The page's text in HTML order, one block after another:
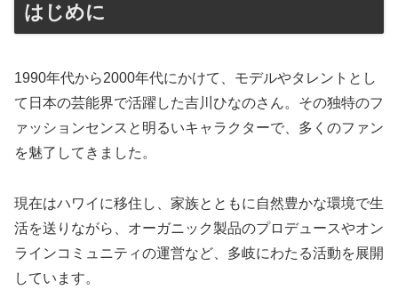
はじめに
1990年代から2000年代にかけて、モデルやタレントとし
て日本の芸能界で活躍した吉川ひなのさん。その独特のフ
ァッションセンスと明るいキャラクターで、多くのファン
を魅了してきました。
現在はハワイに移住し、家族とともに自然豊かな環境で生
活を送りながら、オーガニック製品のプロデュースやオン
ラインコミュニティの運営など、多岐にわたる活動を展開
しています。